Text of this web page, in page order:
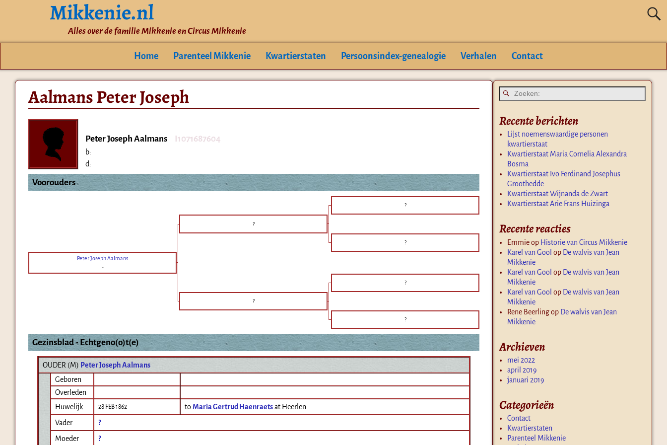
Mikkenie.nl
Alles over de familie Mikkenie en Circus Mikkenie
Home Parenteel Mikkenie Kwartierstaten Persoonsindex-genealogie Verhalen Contact
Aalmans Peter Joseph
Peter Joseph Aalmans I1071687604
b:
d:
Voorouders
?
?
?
Peter Joseph Aalmans
-
?
?
?
Gezinsblad - Echtgeno(o)t(e)
OUDER (M) Peter Joseph Aalmans
Geboren
Overleden
Huwelijk
28 FEB 1862 toMaria Gertrud Haenraetsat Heerlen
Vader
?
Moeder
?
Recente berichten
Lijst noemenswaardige personen
kwartierstaat
Kwartierstaat Maria Cornelia Alexandra
Bosma
Kwartierstaat Ivo Ferdinand Josephus
Groothedde
Kwartierstaat Wijnanda de Zwart
Kwartierstaat Arie Frans Huizinga
Recente reacties
Emmieop Historie van Circus Mikkenie
Karel van Gool op De walvis van Jean
Mikkenie
Karel van Gool op De walvis van Jean
Mikkenie
Karel van Gool op De walvis van Jean
Mikkenie
Rene Beerlingop De walvis van Jean
Mikkenie
Archieven
mei 2022
april 2019
januari 2019
Categorieën
Contact
Kwartierstaten
Parenteel Mikkenie